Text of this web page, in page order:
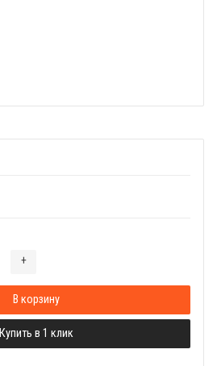
+
В корзину
Купить в 1 клик